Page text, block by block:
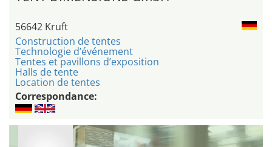
56642 Kruft
Construction de tentes
Technologie d’événement
Tentes et pavillons d’exposition
Halls de tente
Location de tentes
Correspondance: